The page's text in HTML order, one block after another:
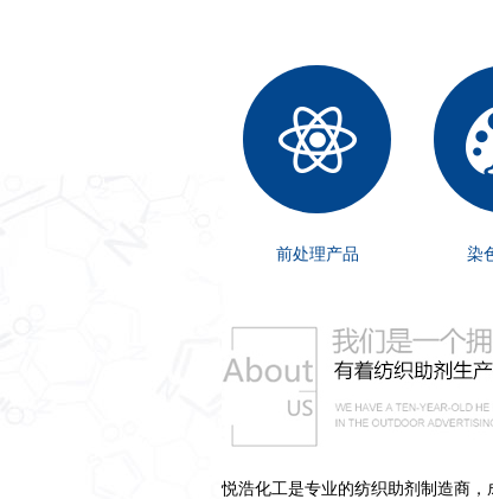
前处理产品 染
悦浩化工是专业的纺织助剂制造商，